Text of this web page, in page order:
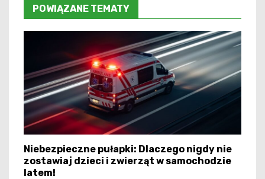
POWIĄZANE TEMATY
Niebezpieczne pułapki: Dlaczego nigdy nie
zostawiaj dzieci i zwierząt w samochodzie
latem!